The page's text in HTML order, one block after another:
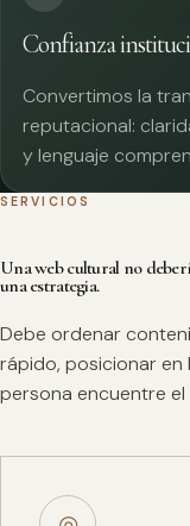
Confianza
Convertimos la
reputacional:
y lenguaje
SERVICIOS
Una web cultural no
una estrategia.
Debe ordenar
rápido, posicionar
persona encuentre el